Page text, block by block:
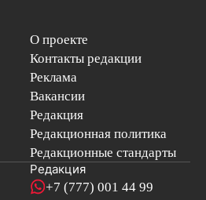
О проекте
Контакты редакции
Реклама
Вакансии
Редакция
Редакционная политика
Редакционные стандарты
Редакция
+7 (777) 001 44 99